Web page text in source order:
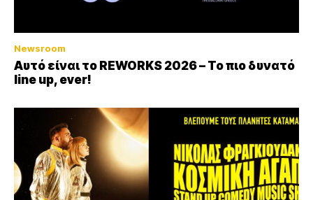
Newsroom
Αυτό είναι το REWORKS 2026 – Το πιο δυνατό
line up, ever!